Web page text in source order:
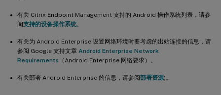
有关 Citrix Endpoint Management 支持的 Android 操作系统列表，请参
阅支持的设备操作系统。
有关为 Android Enterprise 设置网络环境时要考虑的出站连接的信息，请
参阅 Google 支持文章 Android Enterprise Network
Requirements （Android Enterprise 网络要求）。
有关部署 Android Enterprise 的信息，请参阅部署资源)。